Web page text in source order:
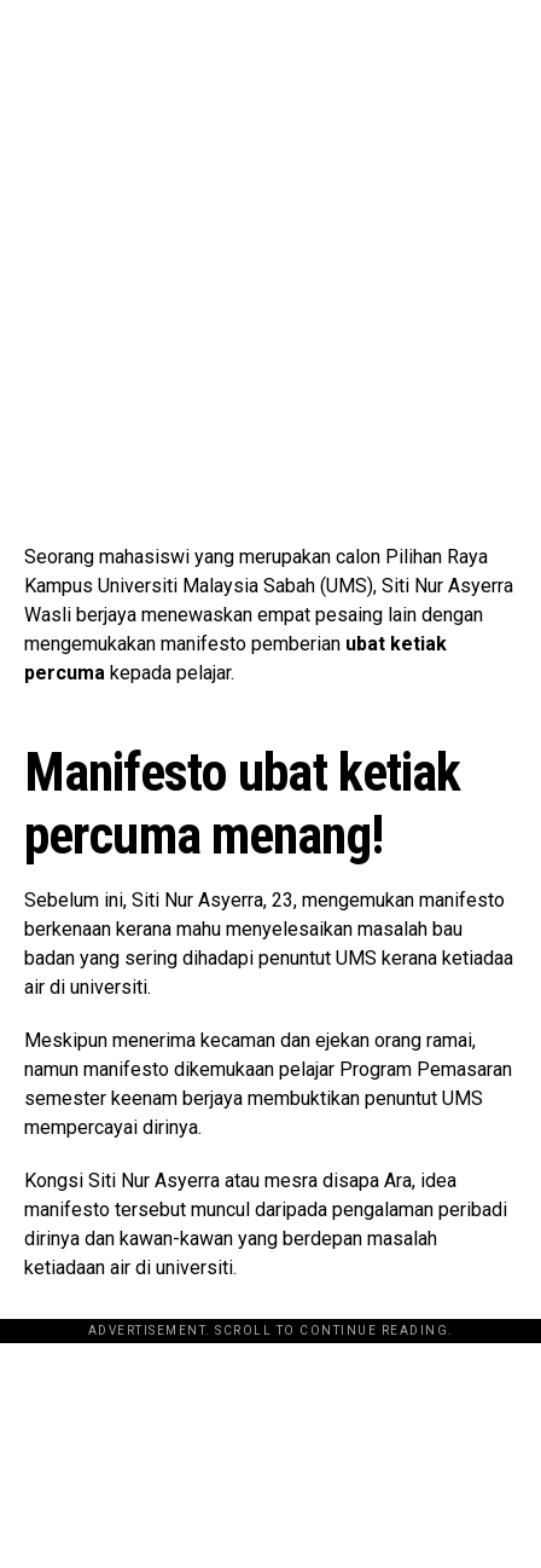
Seorang mahasiswi yang merupakan calon Pilihan Raya
Kampus Universiti Malaysia Sabah (UMS), Siti Nur Asyerra
Wasli berjaya menewaskan empat pesaing lain dengan
mengemukakan manifesto pemberian ubat ketiak
percuma kepada pelajar.
Manifesto ubat ketiak
percuma menang!
Sebelum ini, Siti Nur Asyerra, 23, mengemukan manifesto
berkenaan kerana mahu menyelesaikan masalah bau
badan yang sering dihadapi penuntut UMS kerana ketiadaa
air di universiti.
Meskipun menerima kecaman dan ejekan orang ramai,
namun manifesto dikemukaan pelajar Program Pemasaran
semester keenam berjaya membuktikan penuntut UMS
mempercayai dirinya.
Kongsi Siti Nur Asyerra atau mesra disapa Ara, idea
manifesto tersebut muncul daripada pengalaman peribadi
dirinya dan kawan-kawan yang berdepan masalah
ketiadaan air di universiti.
ADVERTISEMENT. SCROLL TO CONTINUE READING.